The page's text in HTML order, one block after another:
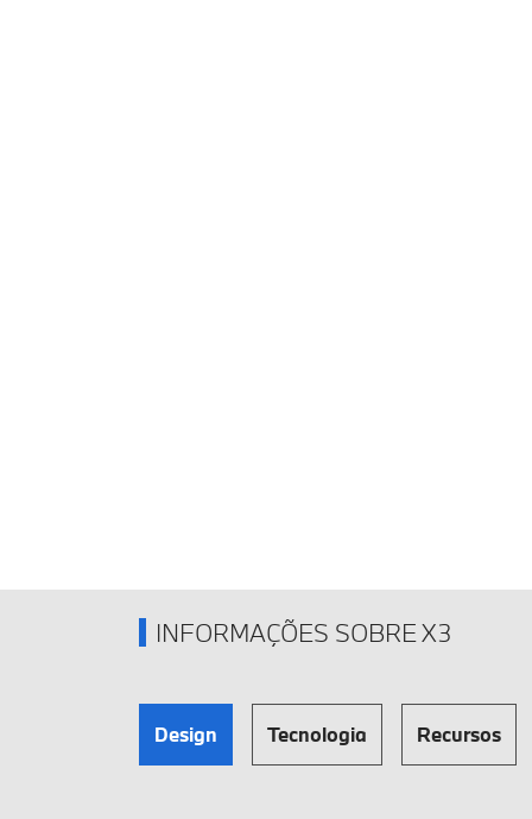
INFORMAÇÕES SOBRE X3
Design Tecnologia Recursos